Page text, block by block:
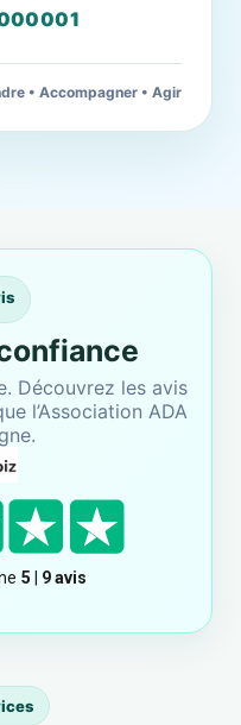
• Accompagner • Agir
Découvrez les avis
l’Association ADA